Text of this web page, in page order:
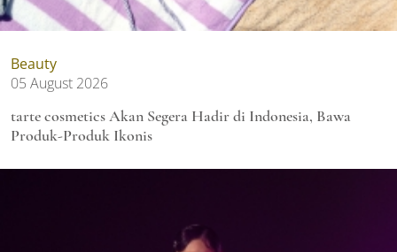
Beauty
05 August 2026
tarte cosmetics Akan Segera Hadir di Indonesia, Bawa
Produk-Produk Ikonis